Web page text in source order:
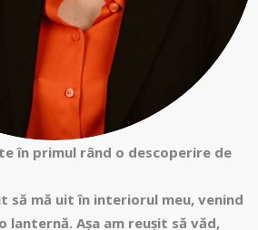
în primul rând o descoperire de
să mă uit în interiorul meu, venind
lanternă. Așa am reușit să văd,